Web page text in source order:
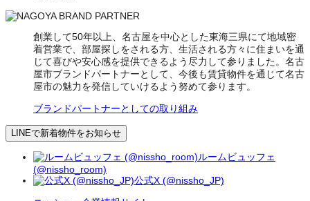
創業して50年以上、名古屋を中心とした東海三県にて地域密
着営業で、部屋探しをされる方、生活される方々に住まいを通
じて喜びや安心感を提供できるよう尽力して参りました。名古
屋市ブランドパートナーとして、今後も賃貸物件を通じて名古
屋市の魅力を発信していけるよう努めて参ります。
ブランドパートナーとしての取り組み
LINEで新着物件をお知らせ
ルームビュッフェ
(@nissho_room)
公式X (@nissho_JP)